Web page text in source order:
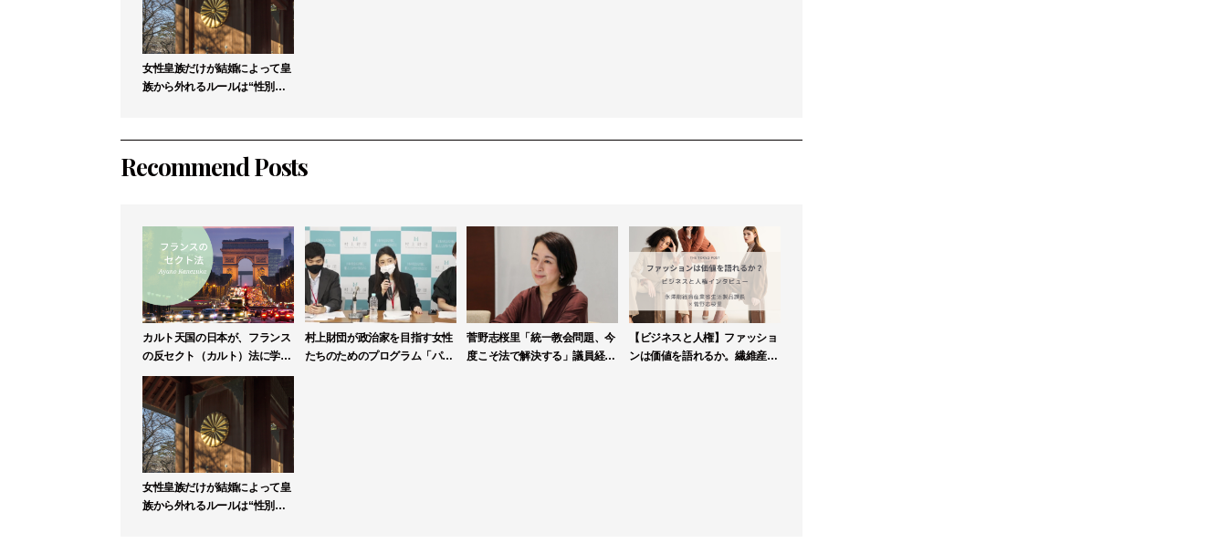
女性皇族だけが結婚によって皇
族から外れるルールは“性別に
Recommend Posts
カルト天国の日本が、フランス
の反セクト（カルト）法に学ぶ
べき理由
村上財団が政治家を目指す女性
たちのためのプログラム「パブ
菅野志桜里「統一教会問題、今
度こそ法で解決する」議員経験
【ビジネスと人権】ファッショ
ンは価値を語れるか。繊維産業
女性皇族だけが結婚によって皇
族から外れるルールは“性別に